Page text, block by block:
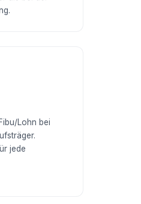
Lohn bei
jede